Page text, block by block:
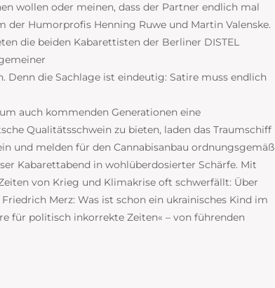
wollen oder meinen, dass der Partner endlich mal
Humorprofis Henning Ruwe und Martin Valenske.
die beiden Kabarettisten der Berliner DISTEL
die Sachlage ist eindeutig: Satire muss endlich
auch kommenden Generationen eine
Qualitätsschwein zu bieten, laden das Traumschiff
und melden für den Cannabisanbau ordnungsgemäß
Kabarettabend in wohlüberdosierter Schärfe. Mit
von Krieg und Klimakrise oft schwerfällt: Über
Merz: Was ist schon ein ukrainisches Kind im
für politisch inkorrekte Zeiten« – von führenden